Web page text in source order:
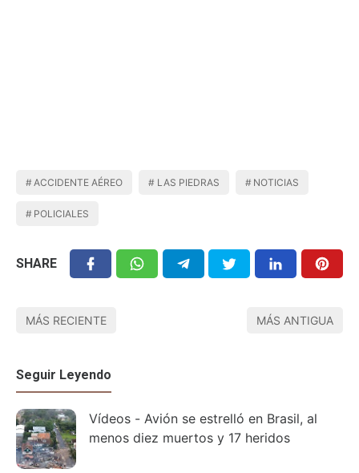
ACCIDENTE AÉREO LAS PIEDRAS NOTICIAS
POLICIALES
SHARE
MÁS RECIENTE MÁS ANTIGUA
Seguir Leyendo
Vídeos - Avión se estrelló en Brasil, al
menos diez muertos y 17 heridos